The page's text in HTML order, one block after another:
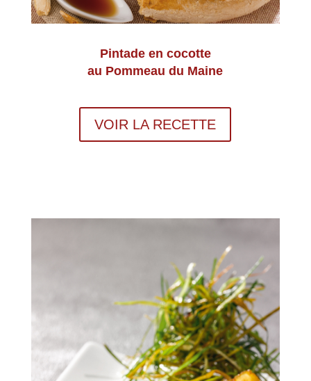
Pintade en cocotte
au Pommeau du Maine
VOIR LA RECETTE